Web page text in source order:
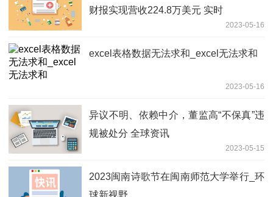
财报实现营收224.8万美元 实时
2023-05-16
excel表格数据无法求和_excel无法求和
2023-05-16
异议不明、依赖中介，董监高“不保真”违
规被处分 全球资讯
2023-05-15
2023闽南诗歌节在闽南师范大学举行_环
球新视野